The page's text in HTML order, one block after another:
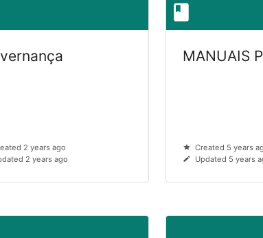
2 years ago
2 years ago
MANUAIS
Created 5 years
Updated 5 years